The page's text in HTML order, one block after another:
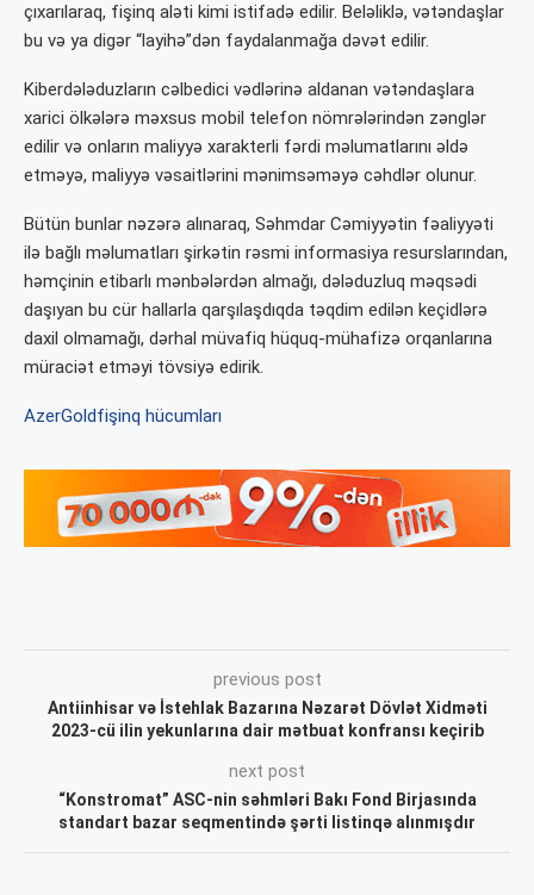
çıxarılaraq, fişinq aləti kimi istifadə edilir. Beləliklə, vətəndaşlar
bu və ya digər “layihə”dən faydalanmağa dəvət edilir.
Kiberdələduzların cəlbedici vədlərinə aldanan vətəndaşlara
xarici ölkələrə məxsus mobil telefon nömrələrindən zənglər
edilir və onların maliyyə xarakterli fərdi məlumatlarını əldə
etməyə, maliyyə vəsaitlərini mənimsəməyə cəhdlər olunur.
Bütün bunlar nəzərə alınaraq, Səhmdar Cəmiyyətin fəaliyyəti
ilə bağlı məlumatları şirkətin rəsmi informasiya resurslarından,
həmçinin etibarlı mənbələrdən almağı, dələduzluq məqsədi
daşıyan bu cür hallarla qarşılaşdıqda təqdim edilən keçidlərə
daxil olmamağı, dərhal müvafiq hüquq-mühafizə orqanlarına
müraciət etməyi tövsiyə edirik.
AzerGoldfişinq hücumları
previous post
Antiinhisar və İstehlak Bazarına Nəzarət Dövlət Xidməti
2023-cü ilin yekunlarına dair mətbuat konfransı keçirib
next post
“Konstromat” ASC-nin səhmləri Bakı Fond Birjasında
standart bazar seqmentində şərti listinqə alınmışdır